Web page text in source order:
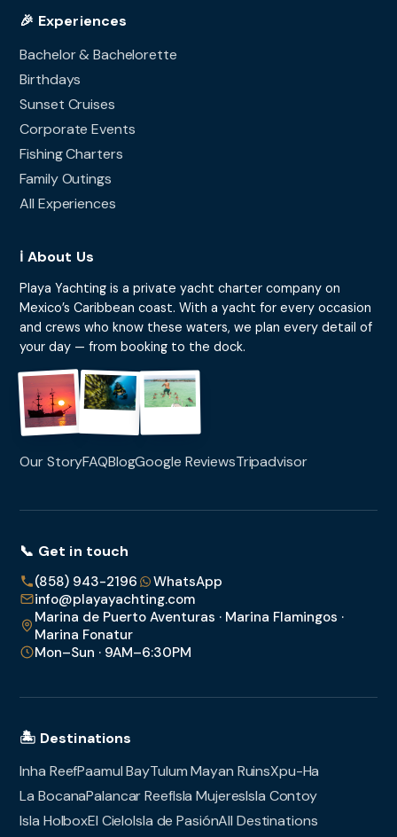
🎉 Experiences
Bachelor & Bachelorette
Birthdays
Sunset Cruises
Corporate Events
Fishing Charters
Family Outings
All Experiences
ℹ️ About Us
Playa Yachting is a private yacht charter company on
Mexico’s Caribbean coast. With a yacht for every occasion
and crews who know these waters, we plan every detail of
your day — from booking to the dock.
Our StoryFAQBlogGoogle ReviewsTripadvisor
📞 Get in touch
(858) 943-2196
WhatsApp
info@playayachting.com
Marina de Puerto Aventuras · Marina Flamingos ·
Marina Fonatur
Mon–Sun · 9AM–6:30PM
🏝️ Destinations
Inha ReefPaamul BayTulum Mayan RuinsXpu-Ha
La BocanaPalancar ReefIsla MujeresIsla Contoy
Isla HolboxEl CieloIsla de PasiónAll Destinations